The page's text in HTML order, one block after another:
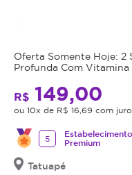
Oferta Somente Hoje: 2
Profunda Com Vitamina
R$ 149,00
ou 10x de R$ 16,69 com
5
Estabelecimento
Premium
Tatuapé